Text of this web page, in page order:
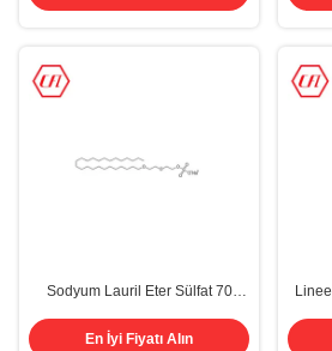
Sodyum Lauril Eter Sülfat 70
68585-34-2
En İyi Fiyatı Alın